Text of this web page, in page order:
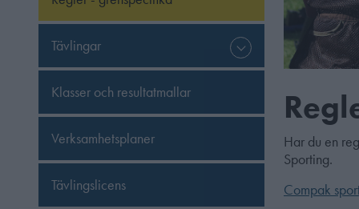
Tävlingar
Klasser och resultatmallar
Verksamhetsplaner
Tävlingslicens
Har du en
Sporting.
Compak